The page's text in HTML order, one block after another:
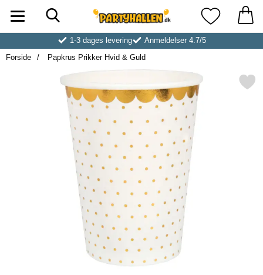
Startside for Partyhallen AB Mine
1-3 dages levering
Anmeldelser 4.7/5
Forside
Papkrus Prikker Hvid & Guld
Markér papkrus Prikker